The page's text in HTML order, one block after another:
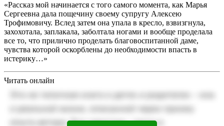
«Рассказ мой начинается с того самого момента, как Марья
Сергеевна дала пощечину своему супругу Алексею
Трофимовичу. Вслед затем она упала в кресло, взвизгнула,
захохотала, заплакала, заболтала ногами и вообще проделала
все то, что прилично проделать благовоспитанной даме,
чувства которой оскорблены до необходимости впасть в
истерику…»
Читать онлайн